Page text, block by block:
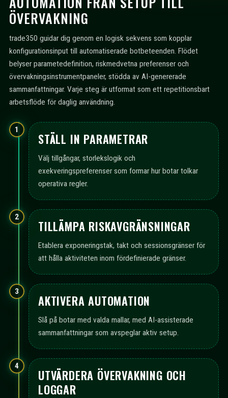
ÖVERVAKNING
trade350 guidar dig genom en logisk sekvens som kopplar
konfigurationsinput till automatiserade botbeteenden. Flödet
belyser parametedefinition, riskmedvetna preferenser och
övervakningsinstrumentpaneler, stödda av AI-genererade
sammanfattningar. Varje steg är utformat som ett repetitionsbart
arbetsflöde för daglig användning.
1
STÄLL IN PARAMETRAR
Välj tillgångar, storlekslogik och
exekveringspreferenser som formar hur botar tolkar
operativa regler.
2
TILLÄMPA RISKAVGRÄNSNINGAR
Etablera exponeringstak, takt och sessionsgränser för
att hålla aktiviteten inom fördefinierade gränser.
3
AKTIVERA AUTOMATION
Slå på botar med valda mallar, med AI-assisterade
sammanfattningar som avspeglar aktiv setup.
4
UTVÄRDERA ÖVERVAKNING OCH
LOGGAR